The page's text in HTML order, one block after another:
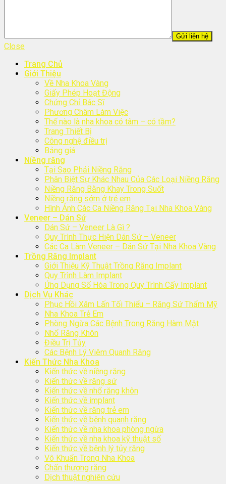
Close
Trang Chủ
Giới Thiệu
Về Nha Khoa Vàng
Giấy Phép Hoạt Động
Chứng Chỉ Bác Sĩ
Phương Châm Làm Việc
Thế nào là nha khoa có tâm – có tầm?
Trang Thiết Bị
Công nghệ điều trị
Bảng giá
Niềng răng
Tại Sao Phải Niềng Răng
Phân Biệt Sự Khác Nhau Của Các Loại Niềng Răng
Niềng Răng Bằng Khay Trong Suốt
Niềng răng sớm ở trẻ em
Hình Ảnh Các Ca Niềng Răng Tại Nha Khoa Vàng
Veneer – Dán Sứ
Dán Sứ – Veneer Là Gì ?
Quy Trình Thực Hiện Dán Sứ – Veneer
Các Ca Làm Veneer – Dán Sứ Tại Nha Khoa Vàng
Trồng Răng Implant
Giới Thiệu Kỹ Thuật Trồng Răng Implant
Quy Trình Làm Implant
Ứng Dụng Số Hóa Trong Quy Trình Cấy Implant
Dịch Vụ Khác
Phục Hồi Xâm Lấn Tối Thiểu – Răng Sứ Thẩm Mỹ
Nha Khoa Trẻ Em
Phòng Ngừa Các Bệnh Trong Răng Hàm Mặt
Nhổ Răng Khôn
Điều Trị Tủy
Các Bệnh Lý Viêm Quanh Răng
Kiến Thức Nha Khoa
Kiến thức về niềng răng
Kiến thức về răng sứ
Kiến thức về nhổ răng khôn
Kiến thức về implant
Kiến thức về răng trẻ em
Kiến thức về bệnh quanh răng
Kiến thức về nha khoa phòng ngừa
Kiến thức về nha khoa kỹ thuật số
Kiến thức về bệnh lý tủy răng
Vô Khuẩn Trong Nha Khoa
Chấn thương răng
Dịch thuật nghiên cứu